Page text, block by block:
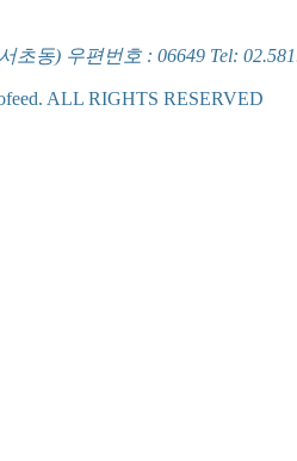
동) 우편번호 : 06649 Tel:
ALL RIGHTS RESERVED